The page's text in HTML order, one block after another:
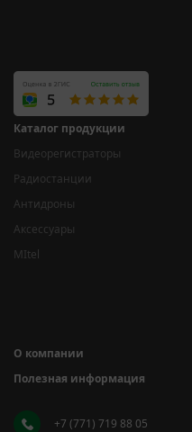
Каталог продукции
Видеорегистраторы
Радиостанции
Антидроны
Аксессуары
MItel
О компании
Полезная информация
+7 (771) 719 88 05